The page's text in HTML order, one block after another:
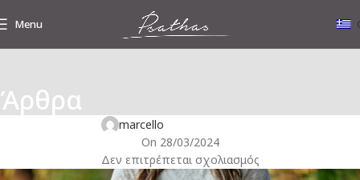
Menu
ΆρθραMini IVF: Η ήπια προσέγγιση στη γονιμότητα
marcello
On 28/03/2024
Δεν επιτρέπεται σχολιασμός